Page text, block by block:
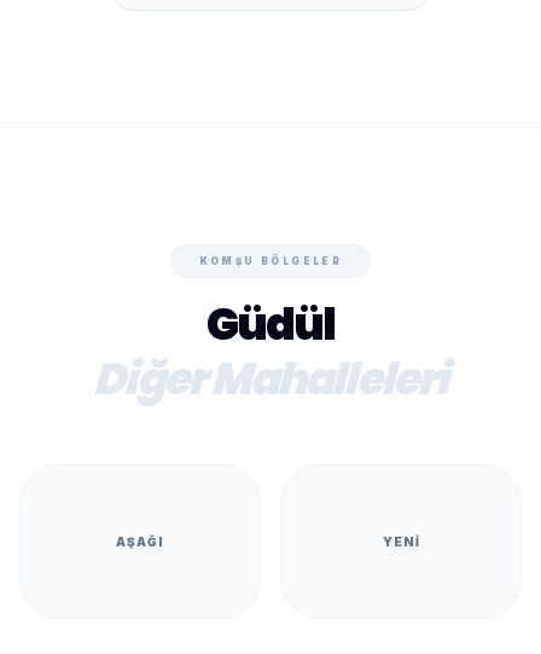
KOMŞU BÖLGELER
Güdül
Diğer Mahalleleri
AŞAĞI YENI